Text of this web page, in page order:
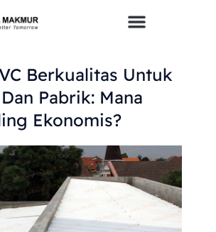
Berkualitas Untuk
Pabrik: Mana
Ekonomis?